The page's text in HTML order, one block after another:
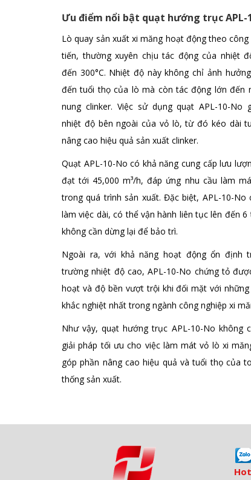
Ưu điểm nổi bật quạt hướng trục APL-
Lò quay sản xuất xi măng hoạt động theo công
tiến, thường xuyên chịu tác động của nhiệt
đến 300°C. Nhiệt độ này không chỉ ảnh
đến tuổi thọ của lò mà còn tác động lớn đến
nung clinker. Việc sử dụng quạt APL-10-No
nhiệt độ bên ngoài của vỏ lò, từ đó kéo dài
nâng cao hiệu quả sản xuất clinker.
Quạt APL-10-No có khả năng cung cấp lưu
đạt tới 45,000 m³/h, đáp ứng nhu cầu làm
trong quá trình sản xuất. Đặc biệt, APL-10-No
làm việc dài, có thể vận hành liên tục lên đến 6
không cần dừng lại để bảo trì.
Ngoài ra, với khả năng hoạt động ổn định
trường nhiệt độ cao, APL-10-No chứng tỏ
hoạt và độ bền vượt trội khi đối mặt với những
khắc nghiệt nhất trong ngành công nghiệp xi
Như vậy, quạt hướng trục APL-10-No không
giải pháp tối ưu cho việc làm mát vỏ lò xi
góp phần nâng cao hiệu quả và tuổi thọ của
thống sản xuất.